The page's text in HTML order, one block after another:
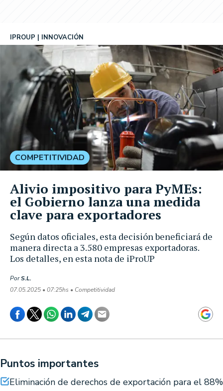
Según datos oficiales, esta decisión beneficiará de
manera directa a 3.580 empresas exportadoras.
Los detalles, en esta nota de iProUP
IPROUP INNOVACIÓN
PorS.L.
07.05.2025 • 07:25hs • Competitividad
COMPETITIVIDAD
Alivio impositivo para PyMEs:
el Gobierno lanza una medida
clave para exportadores
Puntos importantes
Eliminación de derechos de exportación para el 88%